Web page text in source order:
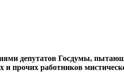
депутатов Госдумы,
и прочих работников